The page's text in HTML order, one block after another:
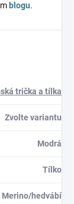
blogu.
trička a tílka
Zvolte variantu
Modrá
Tílko
Merino/hedvábí